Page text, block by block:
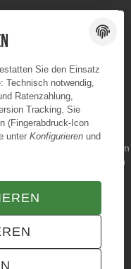
ABONNIEREN
WIDERRUFEN
Sie den Einsatz
Technisch notwendig,
Ratenzahlung,
Tracking. Sie
(Fingerabdruck-Icon
unter Konfigurieren und